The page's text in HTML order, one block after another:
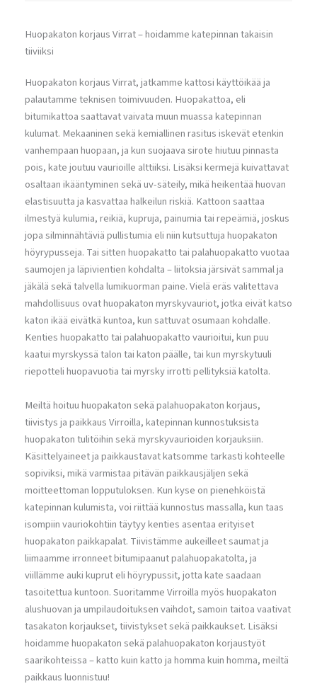
Huopakaton korjaus Virrat – hoidamme katepinnan takaisin
tiiviiksi
Huopakaton korjaus Virrat, jatkamme kattosi käyttöikää ja
palautamme teknisen toimivuuden. Huopakattoa, eli
bitumikattoa saattavat vaivata muun muassa katepinnan
kulumat. Mekaaninen sekä kemiallinen rasitus iskevät etenkin
vanhempaan huopaan, ja kun suojaava sirote hiutuu pinnasta
pois, kate joutuu vaurioille alttiiksi. Lisäksi kermejä kuivattavat
osaltaan ikääntyminen sekä uv-säteily, mikä heikentää huovan
elastisuutta ja kasvattaa halkeilun riskiä. Kattoon saattaa
ilmestyä kulumia, reikiä, kupruja, painumia tai repeämiä, joskus
jopa silminnähtäviä pullistumia eli niin kutsuttuja huopakaton
höyrypusseja. Tai sitten huopakatto tai palahuopakatto vuotaa
saumojen ja läpivientien kohdalta – liitoksia järsivät sammal ja
jäkälä sekä talvella lumikuorman paine. Vielä eräs valitettava
mahdollisuus ovat huopakaton myrskyvauriot, jotka eivät katso
katon ikää eivätkä kuntoa, kun sattuvat osumaan kohdalle.
Kenties huopakatto tai palahuopakatto vaurioitui, kun puu
kaatui myrskyssä talon tai katon päälle, tai kun myrskytuuli
riepotteli huopavuotia tai myrsky irrotti pellityksiä katolta.
Meiltä hoituu huopakaton sekä palahuopakaton korjaus,
tiivistys ja paikkaus Virroilla, katepinnan kunnostuksista
huopakaton tulitöihin sekä myrskyvaurioiden korjauksiin.
Käsittelyaineet ja paikkaustavat katsomme tarkasti kohteelle
sopiviksi, mikä varmistaa pitävän paikkausjäljen sekä
moitteettoman lopputuloksen. Kun kyse on pienehköistä
katepinnan kulumista, voi riittää kunnostus massalla, kun taas
isompiin vauriokohtiin täytyy kenties asentaa erityiset
huopakaton paikkapalat. Tiivistämme aukeilleet saumat ja
liimaamme irronneet bitumipaanut palahuopakatolta, ja
viillämme auki kuprut eli höyrypussit, jotta kate saadaan
tasoitettua kuntoon. Suoritamme Virroilla myös huopakaton
alushuovan ja umpilaudoituksen vaihdot, samoin taitoa vaativat
tasakaton korjaukset, tiivistykset sekä paikkaukset. Lisäksi
hoidamme huopakaton sekä palahuopakaton korjaustyöt
saarikohteissa – katto kuin katto ja homma kuin homma, meiltä
paikkaus luonnistuu!